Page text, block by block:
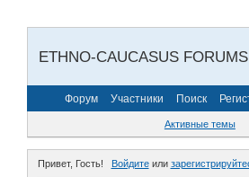
ETHNO-CAUCASUS FORUMS
Форум Участники Поиск
Активные темы
Привет, Гость! Войдитеили